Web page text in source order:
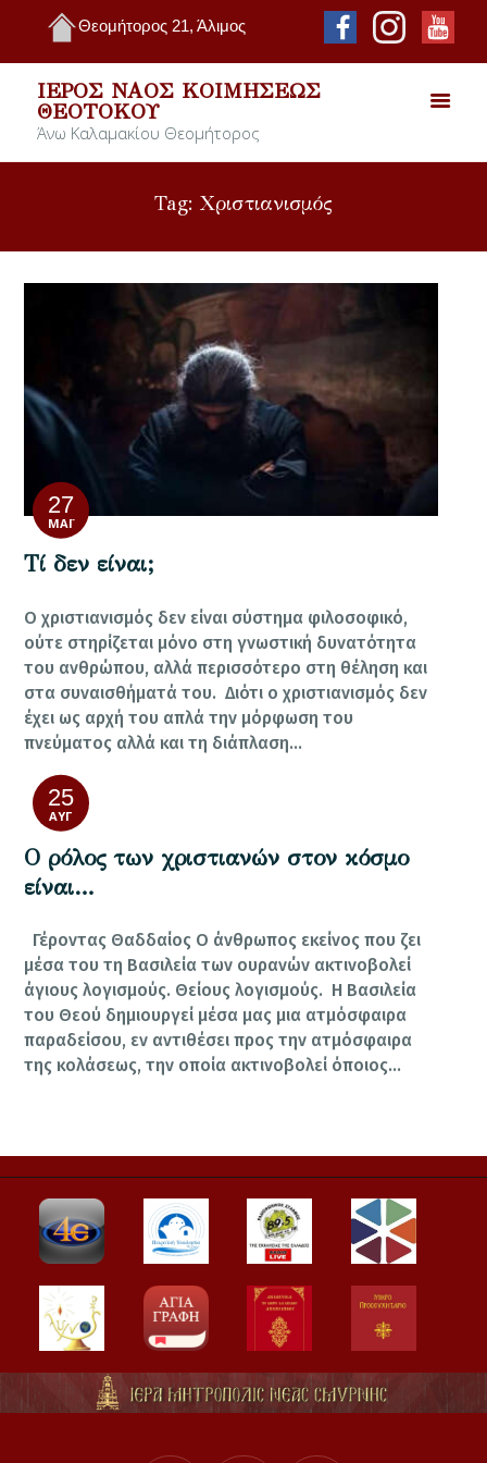
Θεομήτορος 21, Άλιμος
ΙΕΡΌΣ ΝΑΌΣ ΚΟΙΜΉΣΕΩΣ
ΘΕΟΤΌΚΟΥ
Άνω Καλαμακίου Θεομήτορος
Tag: Χριστιανισμός
27
ΜΆΙ
Τί δεν είναι;
Ο χριστιανισμός δεν είναι σύστημα φιλοσοφικό,
ούτε στηρίζεται μόνο στη γνωστική δυνατότητα
του ανθρώπου, αλλά περισσότερο στη θέληση και
στα συναισθήματά του. Διότι ο χριστιανισμός δεν
έχει ως αρχή του απλά την μόρφωση του
πνεύματος αλλά και τη διάπλαση…
25
ΑΥΓ
Ο ρόλος των χριστιανών στον κόσμο
είναι…
Γέροντας Θαδδαίος Ο άνθρωπος εκείνος που ζει
μέσα του τη Βασιλεία των ουρανών ακτινοβολεί
άγιους λογισμούς. Θείους λογισμούς. Η Βασιλεία
του Θεού δημιουργεί μέσα μας μια ατμόσφαιρα
παραδείσου, εν αντιθέσει προς την ατμόσφαιρα
της κολάσεως, την οποία ακτινοβολεί όποιος…